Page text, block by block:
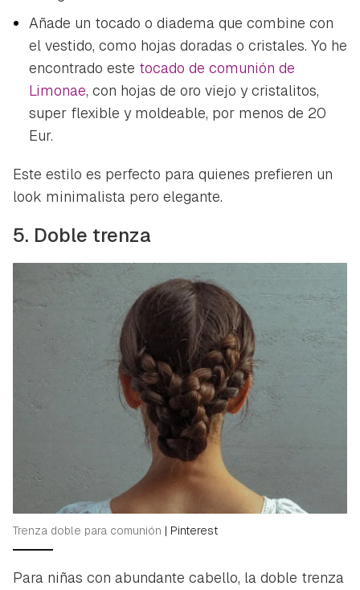
INICIAR SESIÓN CANCELAR
Añade un tocado o diadema que combine con
el vestido, como hojas doradas o cristales. Yo he
encontrado este tocado de comunión de
Limonae, con hojas de oro viejo y cristalitos,
super flexible y moldeable, por menos de 20
Eur.
Este estilo es perfecto para quienes prefieren un
look minimalista pero elegante.
5. Doble trenza
Trenza doble para comunión | Pinterest
Para niñas con abundante cabello, la doble trenza